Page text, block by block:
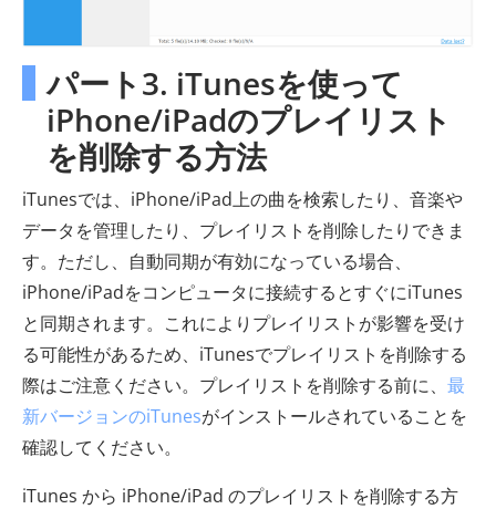
パート3. iTunesを使って
iPhone/iPadのプレイリスト
を削除する方法
iTunesでは、iPhone/iPad上の曲を検索したり、音楽や
データを管理したり、プレイリストを削除したりできま
す。ただし、自動同期が有効になっている場合、
iPhone/iPadをコンピュータに接続するとすぐにiTunes
と同期されます。これによりプレイリストが影響を受け
る可能性があるため、iTunesでプレイリストを削除する
際はご注意ください。プレイリストを削除する前に、 最
新バージョンのiTunesがインストールされていることを
確認してください。
iTunes から iPhone/iPad のプレイリストを削除する方